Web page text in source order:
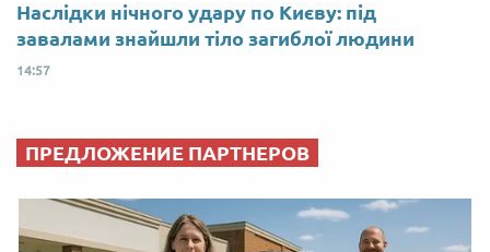
Наслідки нічного удару по Києву: під
завалами знайшли тіло загиблої людини
14:57
ПРЕДЛОЖЕНИЕ ПАРТНЕРОВ